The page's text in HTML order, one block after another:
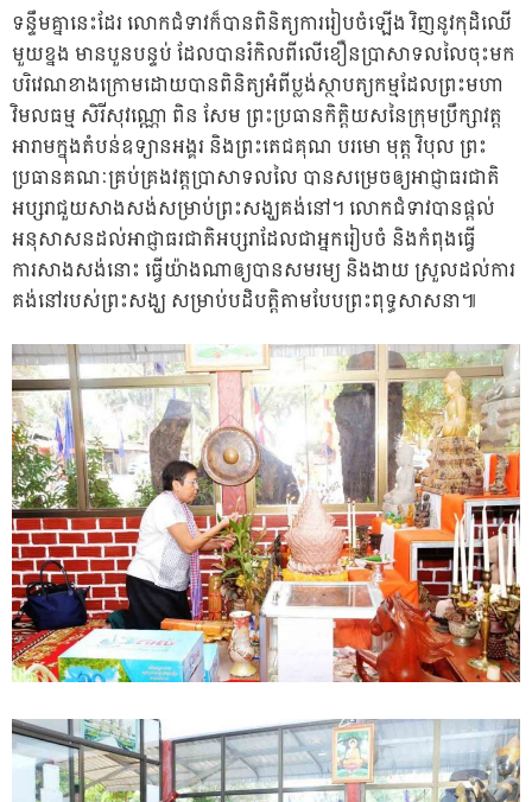
ទន្ទឹមគ្នានេះដែរ លោកជំទាវក៏បានពិនិត្យការរៀបចំឡើង វិញនូវកុដិឈើ
មួយខ្នង មានបួនបន្ទប់ ដែលបានរំកិលពីលើខឿនប្រាសាទលលៃចុះមក
បរិវេណខាងក្រោមដោយបានពិនិត្យអំពីប្លង់ស្ថាបត្យកម្មដែលព្រះមហា
វិមលធម្ម សិរីសុវណ្ណោ ពិន សែម ព្រះប្រធានកិត្តិយសនៃក្រុមប្រឹក្សាវត្ត
អារាមក្នុងតំបន់ឧទ្យានអង្គរ និងព្រះតេជគុណ បរមោ មុត្ត វិបុល ព្រះ
ប្រធានគណៈគ្រប់គ្រងវត្តប្រាសាទលលៃ បានសម្រេចឲ្យអាជ្ញាធរជាតិ
អប្សរាជួយសាងសង់សម្រាប់ព្រះសង្ឃគង់នៅ។ លោកជំទាវបានផ្តល់
អនុសាសនដល់អាជ្ញាធរជាតិអប្សរាដែលជាអ្នករៀបចំ និងកំពុងធ្វើ
ការសាងសង់នោះ ធ្វើយ៉ាងណាឲ្យបានសមរម្យ និងងាយ ស្រួលដល់ការ
គង់នៅរបស់ព្រះសង្ឃ សម្រាប់បដិបត្តិតាមបែបព្រះពុទ្ធសាសនា៕